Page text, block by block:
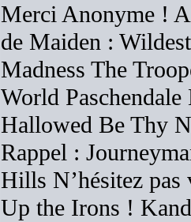
Merci Anonyme !
de Maiden :
Madness The
World
Hallowed Be Thy
Rappel :
Hills N’hésitez pas
Up the Irons !